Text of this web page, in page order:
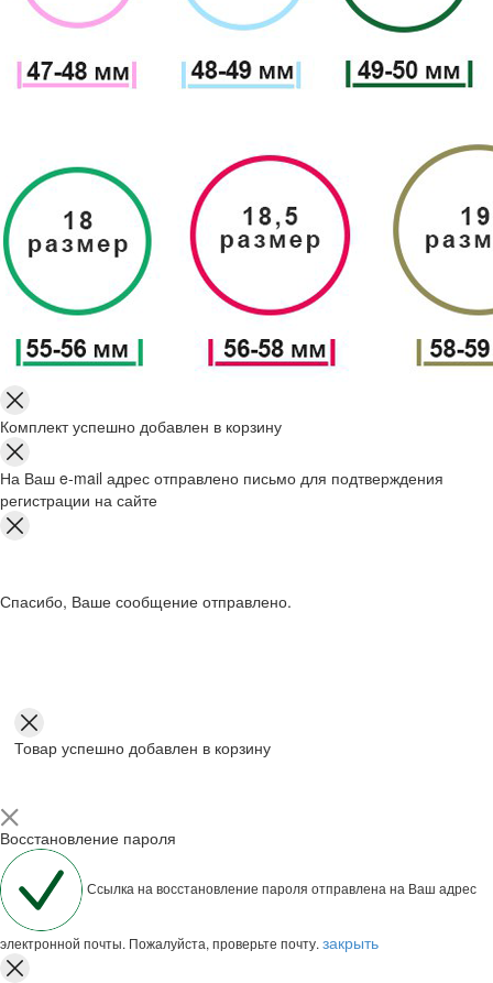
Комплект успешно добавлен в корзину
На Ваш e-mail адрес отправлено письмо для подтверждения
регистрации на сайте
Спасибо, Ваше сообщение отправлено.
Товар успешно добавлен в корзину
Восстановление пароля
Ссылка на восстановление пароля отправлена на Ваш адрес
электронной почты. Пожалуйста, проверьте почту. закрыть